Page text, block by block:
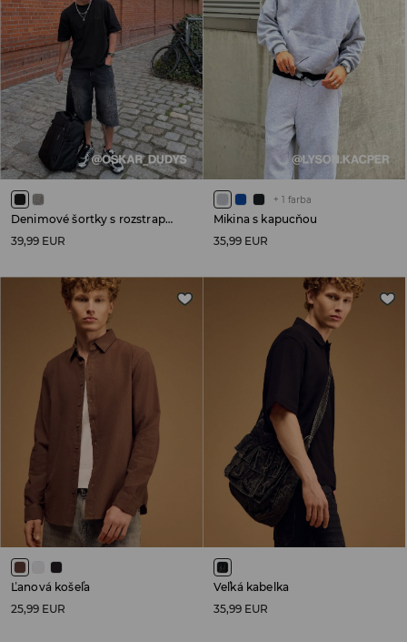
Denimové šortky s rozstrapkanými lemami
39,99 EUR
+ 1 farba
Mikina s kapucňou
35,99 EUR
Ľanová košeľa
25,99 EUR
Veľká kabelka
35,99 EUR